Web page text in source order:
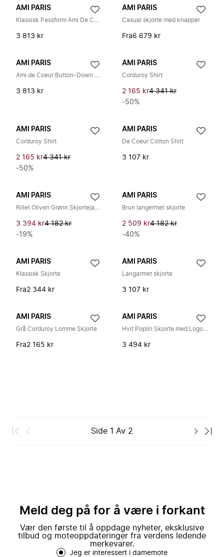
AMI PARIS
Klassisk Passform Ami De Coeur Stripet Bomulls Oxford Button-Down Skjorte
3 813 kr
AMI PARIS
Casual skjorte med knapper
Fra6 679 kr
AMI PARIS
Ami de Coeur Button-Down Skjorte
3 813 kr
AMI PARIS
Corduroy Shirt
2 165 kr4 341 kr
-50%
AMI PARIS
Corduroy Shirt
2 165 kr4 341 kr
-50%
AMI PARIS
De Coeur Cotton Shirt
3 107 kr
AMI PARIS
Rillet Oliven Grønn Skjortejakke
3 394 kr4 182 kr
-19%
AMI PARIS
Brun langermet skjorte
2 509 kr4 182 kr
-40%
AMI PARIS
Klassisk Skjorte
Fra2 344 kr
AMI PARIS
Langarmet skjorte
3 107 kr
AMI PARIS
Grå Corduroy Lomme Skjorte
Fra2 165 kr
AMI PARIS
Hvit Poplin Skjorte med Logo Broderi
3 494 kr
Side 1 Av 2
Meld deg på for å være i forkant
Vær den første til å oppdage nyheter, eksklusive
tilbud og moteoppdateringer fra verdens ledende
merkevarer.
Jeg er interessert i damemote